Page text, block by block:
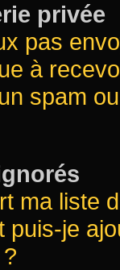
privée
pas
à
spam
ma liste
puis-je